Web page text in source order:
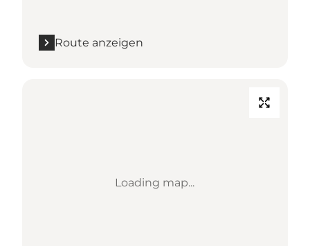
Route anzeigen
Loading map...